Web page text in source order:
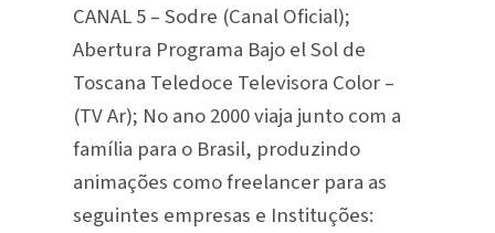
CANAL 5 – Sodre (Canal Oficial);
Abertura Programa Bajo el Sol de
Toscana Teledoce Televisora Color –
(TV Ar); No ano 2000 viaja junto com a
família para o Brasil, produzindo
animações como freelancer para as
seguintes empresas e Instituções: